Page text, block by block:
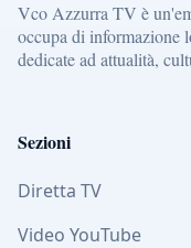
Vco Azzurra TV è
occupa di informazione
dedicate ad attualità,
Sezioni
Diretta TV
Video YouTube